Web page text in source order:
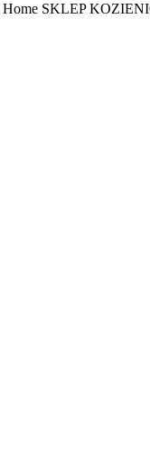
Home SKLEP